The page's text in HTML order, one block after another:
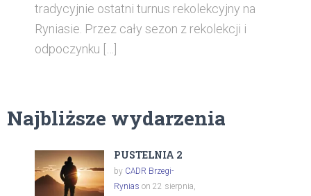
tradycyjnie ostatni turnus rekolekcyjny na
Ryniasie. Przez cały sezon z rekolekcji i
odpoczynku […]
Najbliższe wydarzenia
PUSTELNIA 2
by CADR Brzegi-
Rynias on 22 sierpnia,